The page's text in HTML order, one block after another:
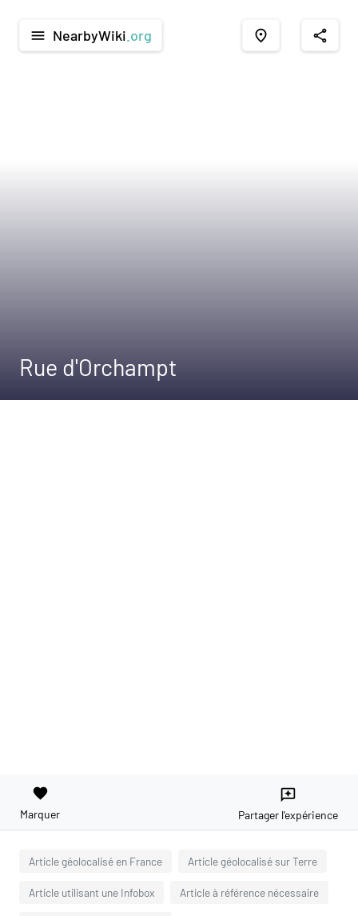
menu NearbyWiki .org place share
Rue d'Orchampt
favorite
Marquer
reviews
Partager l'expérience
Article géolocalisé en France Article géolocalisé sur Terre
Article utilisant une Infobox Article à référence nécessaire